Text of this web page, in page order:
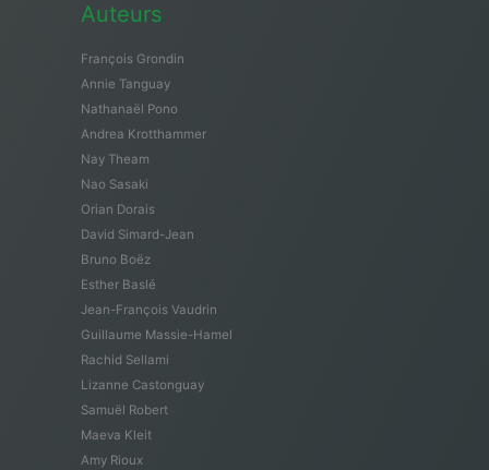
Auteurs
François Grondin
Annie Tanguay
Nathanaël Pono
Andrea Krotthammer
Nay Theam
Nao Sasaki
Orian Dorais
David Simard-Jean
Bruno Boëz
Esther Baslé
Jean-François Vaudrin
Guillaume Massie-Hamel
Rachid Sellami
Lizanne Castonguay
Samuël Robert
Maeva Kleit
Amy Rioux